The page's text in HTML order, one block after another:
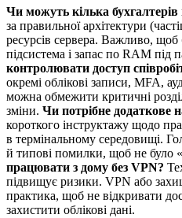
Чи можуть кілька
за правильної архітектури
ресурсів сервера. Важливо,
підсистема і запас по RAM під
контролювати доступ
окремі облікові записи, MFA,
можна обмежити критичні
зміни. Чи потрібне додаткове
короткого інструктажу щодо
в термінальному середовищі.
й типові помилки, щоб не було
працювати з дому без VPN?
підвищує ризики. VPN або
практика, щоб не відкривати
захистити облікові дані.